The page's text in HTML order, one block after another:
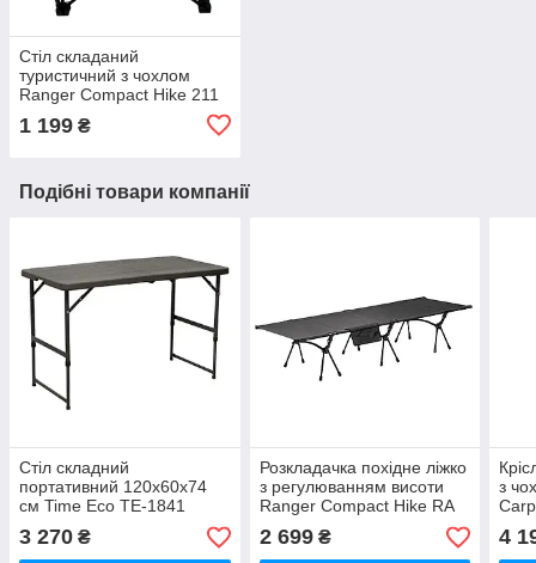
Стіл складаний
туристичний з чохлом
Ranger Compact Hike 211
1 199 ₴
Подібні товари компанії
Стіл складний
портативний 120х60х74
см Time Eco TE-1841
3 270 ₴
Розкладачка похідне ліжко
з регулюванням висоти
Ranger Compact Hike RA
5521
2 699₴
з
4